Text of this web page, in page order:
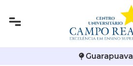
Guarapuava
Nota à comunidade acadêmica
Arquitetura e Urbanismo
Vestibular de Inverno
Vestibular de Medicina
2ª Via de Boleto
Atestado de Matrícula
Avalie a Campo Real
Bolsas e Incentivos